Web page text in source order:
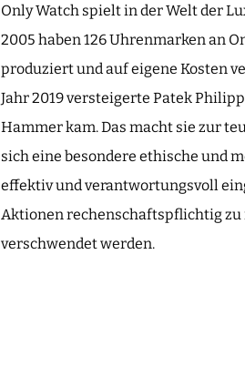
Only Watch spielt in der Welt der
2005 haben 126 Uhrenmarken an
produziert und auf eigene Kosten
Jahr 2019 versteigerte Patek
Hammer kam. Das macht sie zur
sich eine besondere ethische und
effektiv und verantwortungsvoll
Aktionen rechenschaftspflichtig zu
verschwendet werden.